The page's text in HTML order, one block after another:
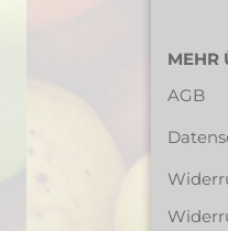
MEHR
AGB